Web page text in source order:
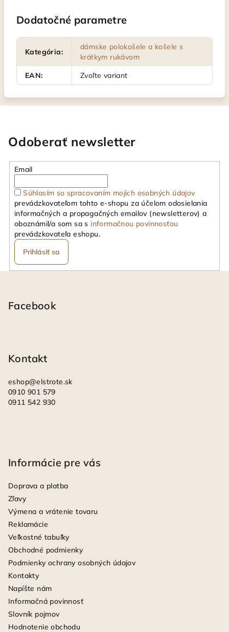
Dodatočné parametre
Kategória:
dámske polokošele a košele s
krátkym rukávom
EAN: Zvoľte variant
Odoberať newsletter
Email
Súhlasím so spracovaním mojich osobných údajov
prevádzkovateľom tohto e-shopu za účelom odosielania
informačných a propagačných emailov (newsletterov) a
oboznámil/a som sa s informačnou povinnosťou
prevádzkovateľa eshopu.
Prihlásiť sa
Facebook
Kontakt
eshop@elstrote.sk
0910 901 579
0911 542 930
Informácie pre vás
Doprava a platba
Zľavy
Výmena a vrátenie tovaru
Reklamácie
Veľkostné tabuľky
Obchodné podmienky
Podmienky ochrany osobných údajov
Kontakty
Napíšte nám
Informačná povinnosť
Slovník pojmov
Hodnotenie obchodu